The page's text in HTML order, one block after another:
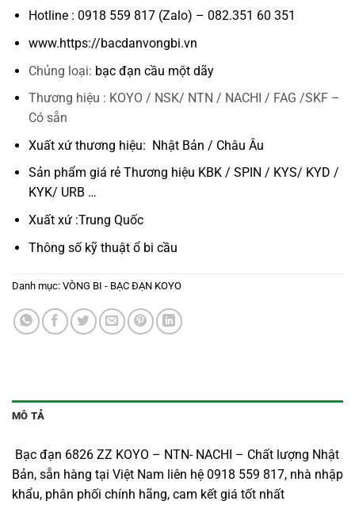
Hotline : 0918 559 817 (Zalo) – 082.351 60 351
www.https://bacdanvongbi.vn
Chủng loại: bạc đạn cầu một dãy
Thương hiệu : KOYO / NSK/ NTN / NACHI / FAG /SKF –
Có sẵn
Xuất xứ thương hiệu: Nhật Bản / Châu Âu
Sản phẩm giá rẻ Thương hiệu KBK / SPIN / KYS/ KYD /
KYK/ URB …
Xuất xứ :Trung Quốc
Thông số kỹ thuậtổ bi cầu
Danh mục: VÒNG BI - BẠC ĐẠN KOYO
MÔ TẢ
Bạc đạn 6826 ZZ KOYO – NTN- NACHI – Chất lượng Nhật
Bản, sẵn hàng tại Việt Nam liên hệ 0918 559 817, nhà nhập
khẩu, phân phối chính hãng, cam kết giá tốt nhất